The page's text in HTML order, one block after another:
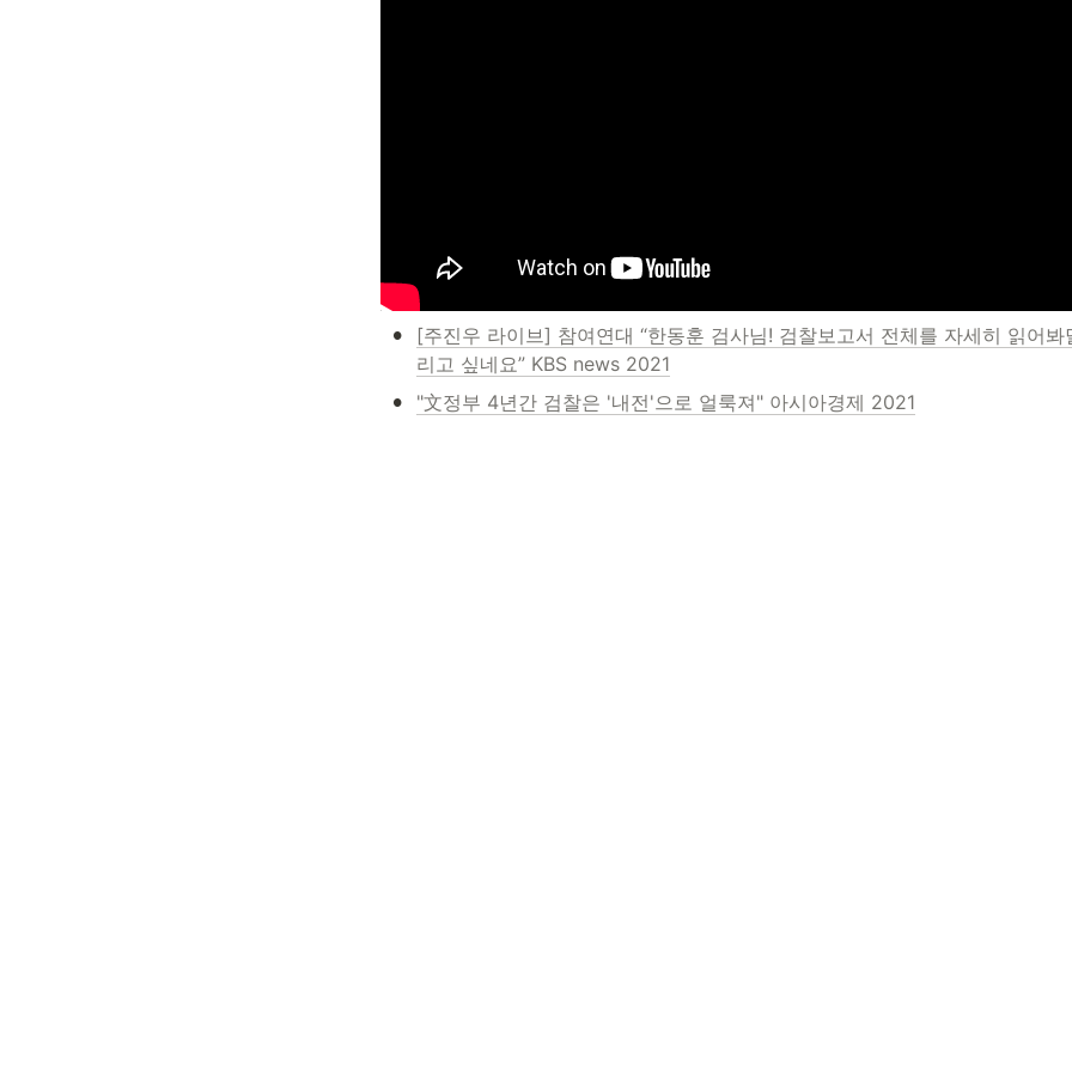
•
[주진우 라이브] 참여연대 “한동훈 검사님! 검찰보고서 전체를 자세히 읽어봐
리고 싶네요” KBS news 2021
• "文정부 4년간 검찰은 '내전'으로 얼룩져" 아시아경제 2021